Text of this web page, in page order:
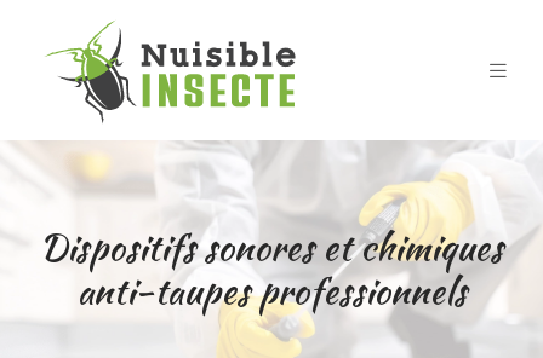
Dispositifs sonores et chimiques
anti-taupes professionnels